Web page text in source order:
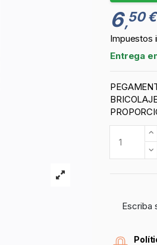
6,50 €
Impuestos
Entrega
Escriba